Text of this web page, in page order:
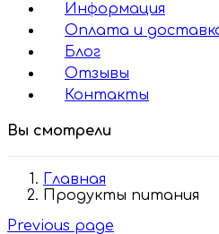
Информация
Оплата и
Блог
Отзывы
Контакты
Вы смотрели
Главная
Продукты питания
Previous page